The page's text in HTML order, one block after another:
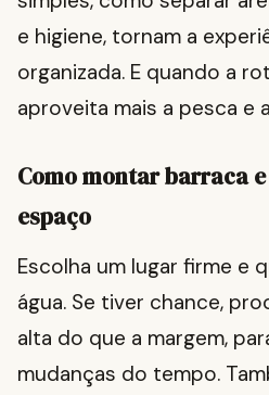
e higiene, tornam a
organizada. E quando a
aproveita mais a pesca e
Como montar barraca
espaço
Escolha um lugar firme e
água. Se tiver chance,
alta do que a margem,
mudanças do tempo.